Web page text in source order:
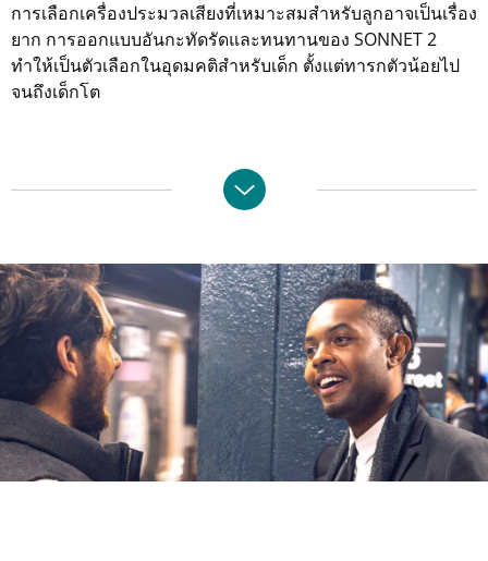
การเลือกเครื่องประมวลเสียงที่เหมาะสมสำหรับลูกอาจเป็นเรื่อง
ยาก การออกแบบอันกะทัดรัดและทนทานของ SONNET 2
ทำให้เป็นตัวเลือกในอุดมคติสำหรับเด็ก ตั้งแต่ทารกตัวน้อยไป
จนถึงเด็กโต